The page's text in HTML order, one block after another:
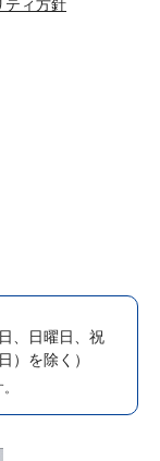
ティ方針
日、日曜日、祝
）を除く）